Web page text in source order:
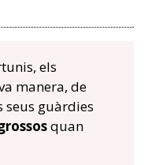
els
manera, de
seus guàrdies
quan